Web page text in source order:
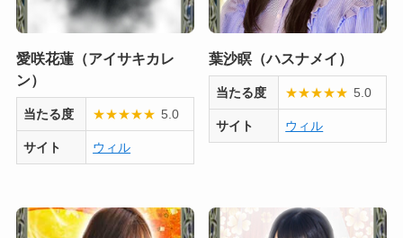
愛咲花蓮（アイサキカレ
ン）
当たる度 ★★★★★ 5.0
サイト ウィル
葉沙瞑（ハスナメイ）
当たる度 ★★★★★ 5.0
サイト ウィル